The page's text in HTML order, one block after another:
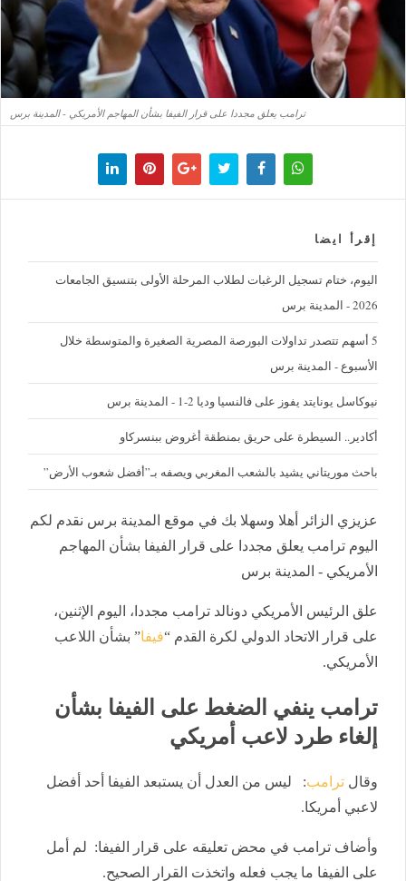
ترامب يعلق مجددا على قرار الفيفا بشأن المهاجم الأمريكي - المدينة برس
إقرأ ايضا
اليوم، ختام تسجيل الرغبات لطلاب المرحلة الأولى بتنسيق الجامعات
2026 - المدينة برس
5 أسهم تتصدر تداولات البورصة المصرية الصغيرة والمتوسطة خلال
الأسبوع - المدينة برس
نيوكاسل يونايتد يفوز على فالنسيا وديا 2-1 - المدينة برس
أكادير.. السيطرة على حريق بمنطقة أغروض ببنسركاو
باحث موريتاني يشيد بالشعب المغربي ويصفه بـ”أفضل شعوب الأرض”
عزيزي الزائر أهلا وسهلا بك في موقع المدينة برس نقدم لكم
اليوم ترامب يعلق مجددا على قرار الفيفا بشأن المهاجم
الأمريكي - المدينة برس
علق الرئيس الأمريكي دونالد ترامب مجددا، اليوم الإثنين،
على قرار الاتحاد الدولي لكرة القدم “فيفا” بشأن اللاعب
الأمريكي.
ترامب ينفي الضغط على الفيفا بشأن
إلغاء طرد لاعب أمريكي
وقال ترامب: ليس من العدل أن يستبعد الفيفا أحد أفضل
لاعبي أمريكا.
وأضاف ترامب في محض تعليقه على قرار الفيفا: لم أمل
على الفيفا ما يجب فعله واتخذت القرار الصحيح.